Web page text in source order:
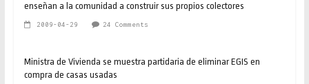
enseñan a la comunidad a construir sus propios colectores
2009-04-29 24 Comments
Ministra de Vivienda se muestra partidaria de eliminar EGIS en
compra de casas usadas